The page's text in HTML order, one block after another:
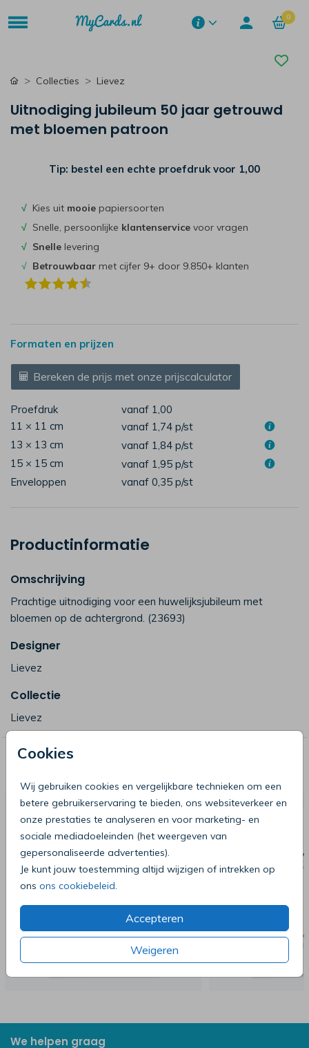
0
Cookies
Wij gebruiken cookies en vergelijkbare technieken om een
betere gebruikerservaring te bieden, ons websiteverkeer en
onze prestaties te analyseren en voor marketing- en
sociale mediadoeleinden (het weergeven van
gepersonaliseerde advertenties).
Je kunt jouw toestemming altijd wijzigen of intrekken op
ons ons cookiebeleid
Accepteren
Weigeren
Collecties Lievez
Uitnodiging jubileum 50 jaar getrouwd
met bloemen patroon
Tip: bestel een echte proefdruk voor 1,00
√ Kies uit mooie papiersoorten
√ Snelle, persoonlijke klantenservice voor vragen
√ Snelle levering
√ Betrouwbaar met cijfer 9+ door 9.850+ klanten
Formaten en prijzen
Bereken de prijs met onze prijscalculator
Proefdruk
vanaf 1,00
11 × 11 cm
vanaf 1,74 p/st
13 × 13 cm
vanaf 1,84 p/st
15 × 15 cm
vanaf 1,95 p/st
Enveloppen
vanaf 0,35 p/st
Productinformatie
Omschrijving
Prachtige uitnodiging voor een huwelijksjubileum met
bloemen op de achtergrond. (23693)
Designer
Lievez
Collectie
Lievez
Deze producten zijn wellicht ook iets
voor je
We helpen graag